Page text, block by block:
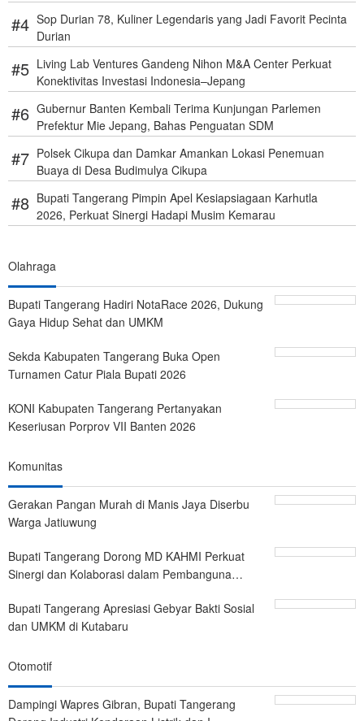
Sop Durian 78, Kuliner Legendaris yang Jadi Favorit Pecinta
Durian
Living Lab Ventures Gandeng Nihon M&A Center Perkuat
Konektivitas Investasi Indonesia–Jepang
Gubernur Banten Kembali Terima Kunjungan Parlemen
Prefektur Mie Jepang, Bahas Penguatan SDM
Polsek Cikupa dan Damkar Amankan Lokasi Penemuan
Buaya di Desa Budimulya Cikupa
Bupati Tangerang Pimpin Apel Kesiapsiagaan Karhutla
2026, Perkuat Sinergi Hadapi Musim Kemarau
Olahraga
Bupati Tangerang Hadiri NotaRace 2026, Dukung
Gaya Hidup Sehat dan UMKM
Sekda Kabupaten Tangerang Buka Open
Turnamen Catur Piala Bupati 2026
KONI Kabupaten Tangerang Pertanyakan
Keseriusan Porprov VII Banten 2026
Komunitas
Gerakan Pangan Murah di Manis Jaya Diserbu
Warga Jatiuwung
Bupati Tangerang Dorong MD KAHMI Perkuat
Sinergi dan Kolaborasi dalam Pembanguna…
Bupati Tangerang Apresiasi Gebyar Bakti Sosial
dan UMKM di Kutabaru
Otomotif
Dampingi Wapres Gibran, Bupati Tangerang